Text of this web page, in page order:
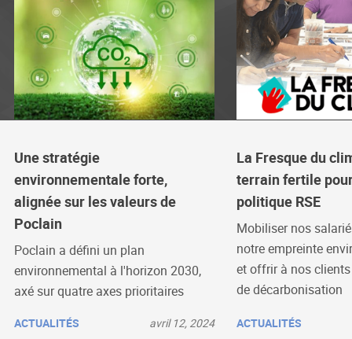
Une stratégie
environnementale forte,
alignée sur les valeurs de
Poclain
Poclain a défini un plan
environnemental à l'horizon 2030,
axé sur quatre axes prioritaires
ACTUALITÉS avril 12, 2024
La Fresque du
terrain fertile
politique RSE
Mobiliser nos
notre empreinte
et offrir à nos
de décarbonisation
ACTUALITÉS